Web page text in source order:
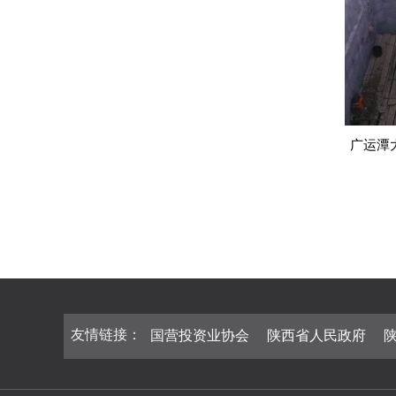
广运潭
友情链接： 国营投资业协会 陕西省人民政府